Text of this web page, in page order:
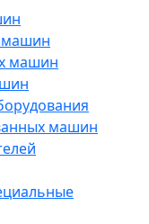
машин
машин
машин